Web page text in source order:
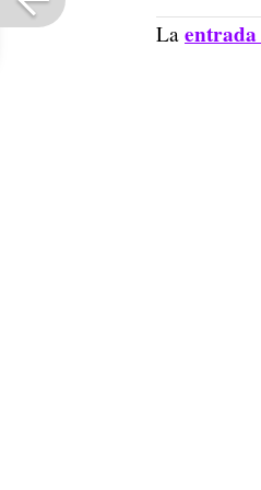
La entrada